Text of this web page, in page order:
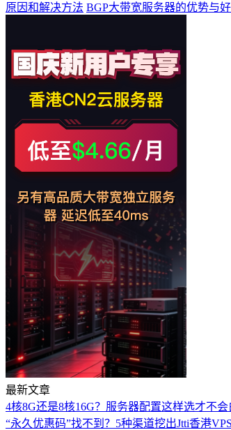
原因和解决方法 BGP大带宽服务器的优势与
最新文章
4核8G还是8核16G？服务器配置这样选才不会
“永久优惠码”找不到？5种渠道挖出Jtti香港